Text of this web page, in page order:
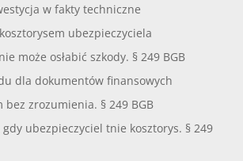
w fakty techniczne
ubezpieczyciela
może osłabić szkody. § 249 BGB
dla dokumentów finansowych
zrozumienia. § 249 BGB
ubezpieczyciel tnie kosztorys. § 249